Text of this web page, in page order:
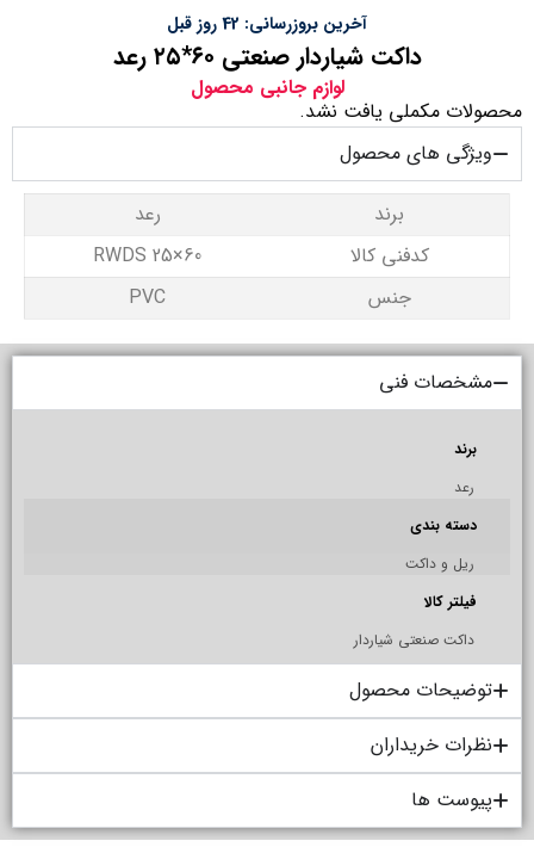
آخرین بروزرسانی: 42 روز قبل
داکت شیاردار صنعتی ۶۰*۲۵ رعد
لوازم جانبی محصول
محصولات مکملی یافت نشد.
ویژگی های محصول
برند
رعد
کدفنی کالا
RWDS 25×60
جنس
PVC
مشخصات فنی
برند
رعد
دسته بندی
ریل و داکت
فیلتر کالا
داکت صنعتی شیاردار
توضیحات محصول
نظرات خریداران
پیوست ها